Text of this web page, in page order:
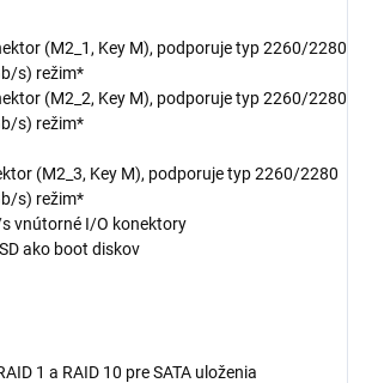
(M2_1, Key M), podporuje typ 2260/2280
s) režim*
(M2_2, Key M), podporuje typ 2260/2280
s) režim*
(M2_3, Key M), podporuje typ 2260/2280
s) režim*
s vnútorné I/O konektory
ako boot diskov
1 a RAID 10 pre SATA uloženia